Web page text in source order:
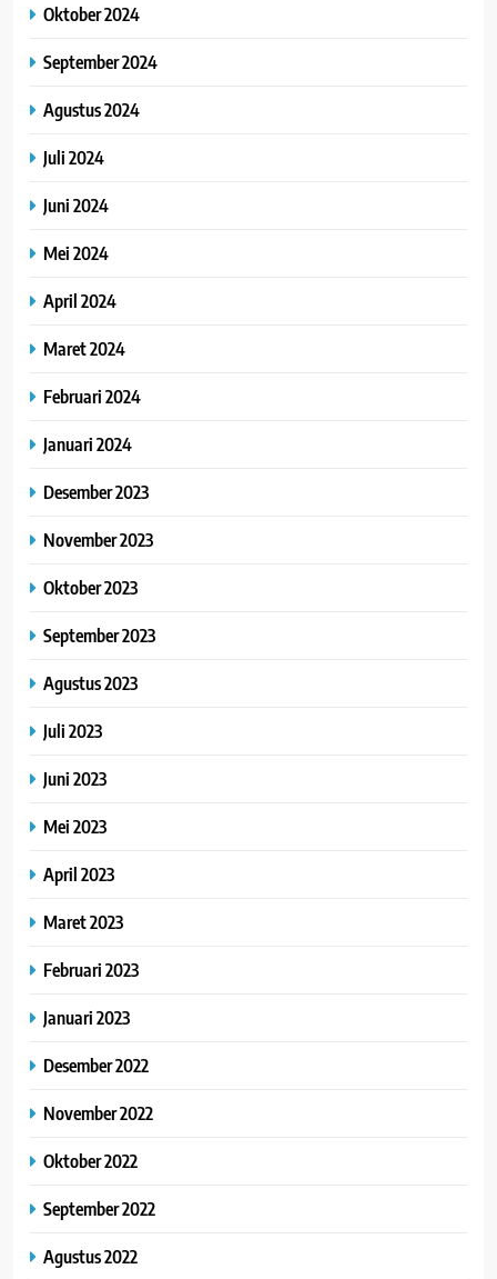
Oktober 2024
September 2024
Agustus 2024
Juli 2024
Juni 2024
Mei 2024
April 2024
Maret 2024
Februari 2024
Januari 2024
Desember 2023
November 2023
Oktober 2023
September 2023
Agustus 2023
Juli 2023
Juni 2023
Mei 2023
April 2023
Maret 2023
Februari 2023
Januari 2023
Desember 2022
November 2022
Oktober 2022
September 2022
Agustus 2022